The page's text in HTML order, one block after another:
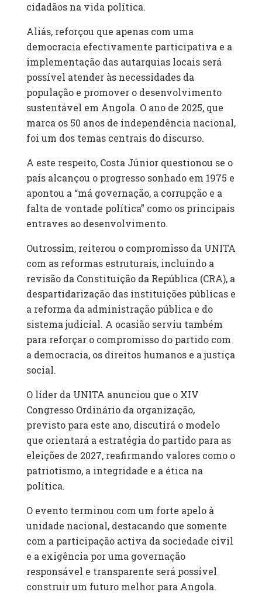
cidadãos na vida política.
Aliás, reforçou que apenas com uma
democracia efectivamente participativa e a
implementação das autarquias locais será
possível atender às necessidades da
população e promover o desenvolvimento
sustentável em Angola. O ano de 2025, que
marca os 50 anos de independência nacional,
foi um dos temas centrais do discurso.
A este respeito, Costa Júnior questionou se o
país alcançou o progresso sonhado em 1975 e
apontou a “má governação, a corrupção e a
falta de vontade política” como os principais
entraves ao desenvolvimento.
Outrossim, reiterou o compromisso da UNITA
com as reformas estruturais, incluindo a
revisão da Constituição da República (CRA), a
despartidarização das instituições públicas e
a reforma da administração pública e do
sistema judicial. A ocasião serviu também
para reforçar o compromisso do partido com
a democracia, os direitos humanos e a justiça
social.
O líder da UNITA anunciou que o XIV
Congresso Ordinário da organização,
previsto para este ano, discutirá o modelo
que orientará a estratégia do partido para as
eleições de 2027, reafirmando valores como o
patriotismo, a integridade e a ética na
política.
O evento terminou com um forte apelo à
unidade nacional, destacando que somente
com a participação activa da sociedade civil
e a exigência por uma governação
responsável e transparente será possível
construir um futuro melhor para Angola.